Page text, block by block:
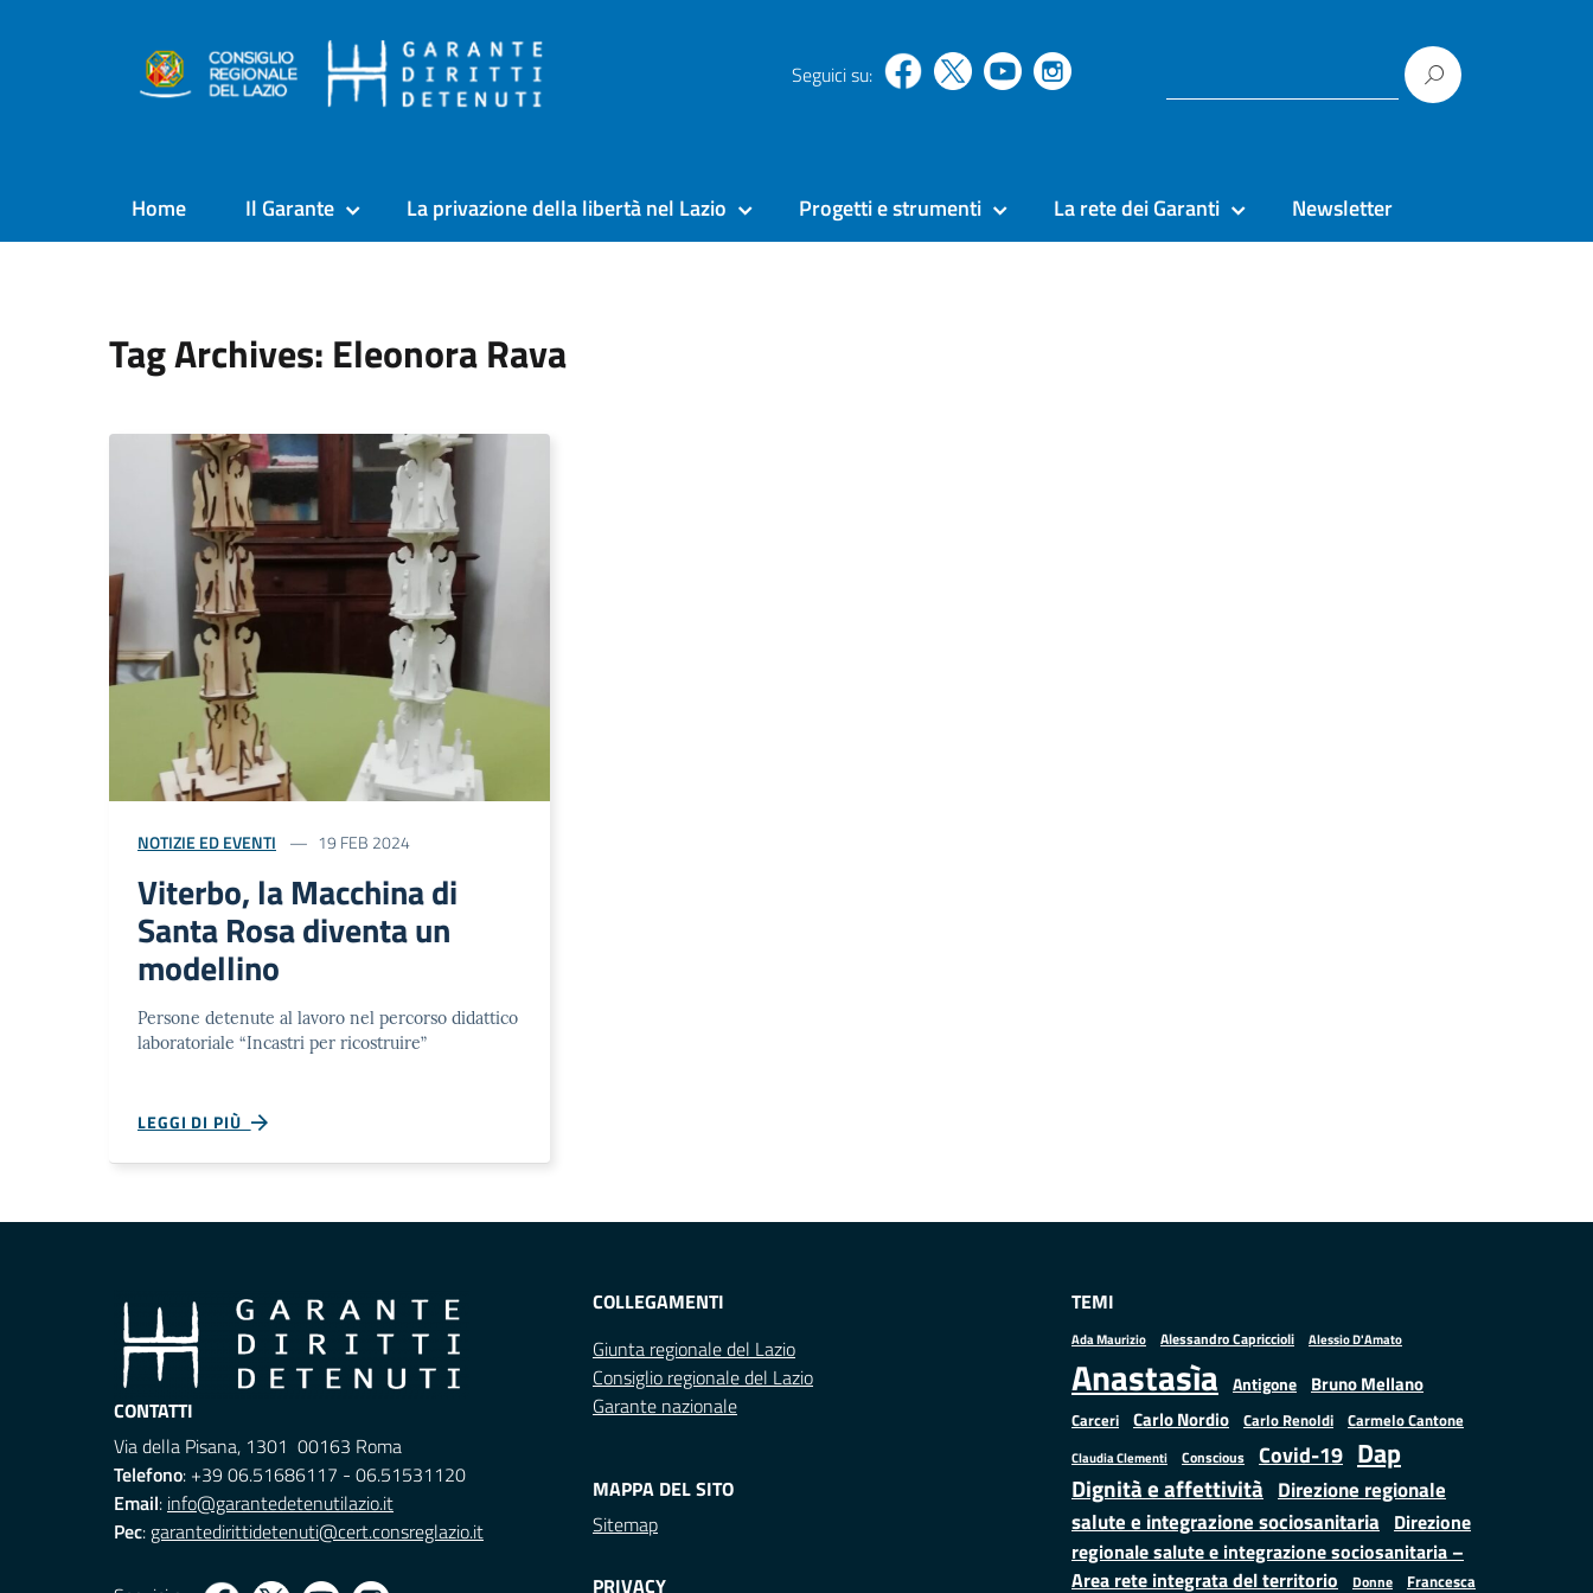
Seguici su:
Home Il Garante La privazione della libertà nel Lazio Progetti e strumenti La rete dei Garanti Newsletter
Tag Archives: Eleonora Rava
NOTIZIE ED EVENTI 19 FEB 2024
Viterbo, la Macchina di
Santa Rosa diventa un
modellino
Persone detenute al lavoro nel percorso didattico
laboratoriale “Incastri per ricostruire”
LEGGI DI PIÙ
CONTATTI
Via della Pisana, 1301 00163 Roma
Telefono: +39 06.51686117 - 06.51531120
Email: info@garantedetenutilazio.it
Pec: garantedirittidetenuti@cert.consreglazio.it
COLLEGAMENTI
Giunta regionale del Lazio
Consiglio regionale del Lazio
Garante nazionale
MAPPA DEL SITO
Sitemap
PRIVACY
TEMI
Ada Maurizio Alessandro Capriccioli Alessio D'Amato
Anastasìa Antigone Bruno Mellano
Carceri Carlo Nordio Carlo Renoldi Carmelo Cantone
Claudia Clementi Conscious Covid-19 Dap
Dignità e affettività Direzione regionale
salute e integrazione sociosanitaria Direzione
regionale salute e integrazione sociosanitaria –
Area rete integrata del territorio
Donne Francesca